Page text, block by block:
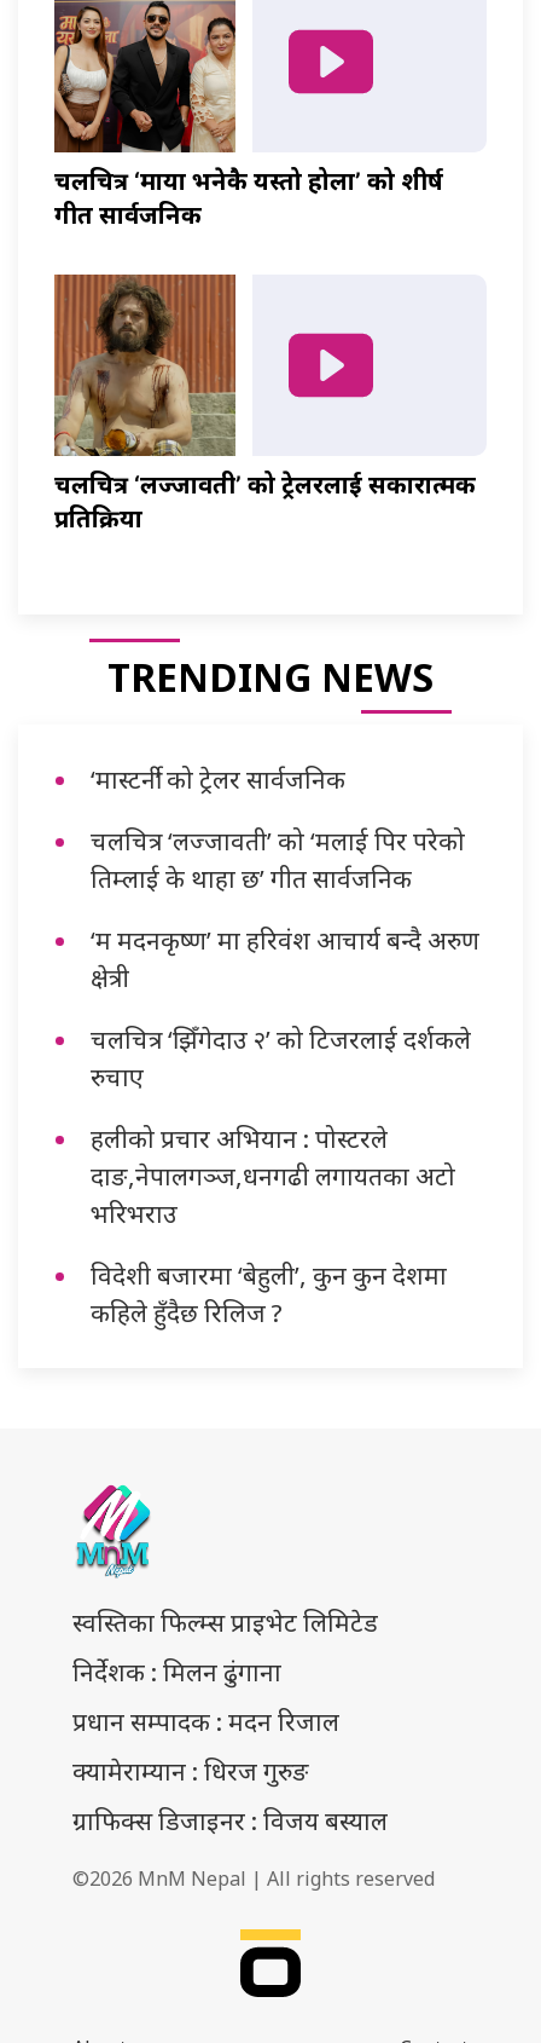
चलचित्र ‘माया भनेकै यस्तो होला’ को शीर्ष
गीत सार्वजनिक
चलचित्र ‘लज्जावती’ को ट्रेलरलाई सकारात्मक
प्रतिक्रिया
TRENDING NEWS
‘मास्टर्नी’ को ट्रेलर सार्वजनिक
चलचित्र ‘लज्जावती’ को ‘मलाई पिर परेको
तिम्लाई के थाहा छ’ गीत सार्वजनिक
‘म मदनकृष्ण’ मा हरिवंश आचार्य बन्दै अरुण
क्षेत्री
चलचित्र ‘झिँगेदाउ २’ को टिजरलाई दर्शकले
रुचाए
हलीको प्रचार अभियान : पोस्टरले
दाङ,नेपालगञ्ज,धनगढी लगायतका अटो
भरिभराउ
विदेशी बजारमा ‘बेहुली’, कुन कुन देशमा
कहिले हुँदैछ रिलिज ?
स्वस्तिका फिल्म्स प्राइभेट लिमिटेड
निर्देशक : मिलन ढुंगाना
प्रधान सम्पादक : मदन रिजाल
क्यामेराम्यान : धिरज गुरुङ
ग्राफिक्स डिजाइनर : विजय बस्याल
©2026 MnM Nepal | All rights reserved